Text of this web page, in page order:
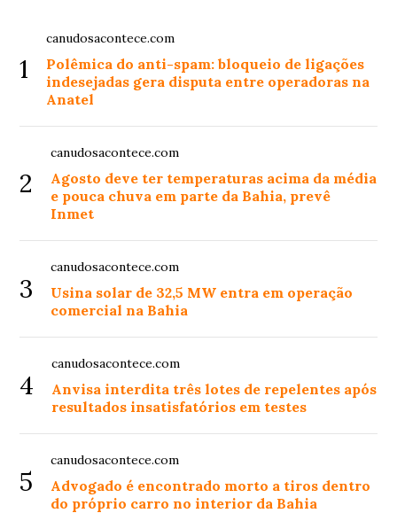
1
canudosacontece.com
Polêmica do anti-spam: bloqueio de ligações
indesejadas gera disputa entre operadoras na
Anatel
2
canudosacontece.com
Agosto deve ter temperaturas acima da média
e pouca chuva em parte da Bahia, prevê
Inmet
3
canudosacontece.com
Usina solar de 32,5 MW entra em operação
comercial na Bahia
4
canudosacontece.com
Anvisa interdita três lotes de repelentes após
resultados insatisfatórios em testes
5
canudosacontece.com
Advogado é encontrado morto a tiros dentro
do próprio carro no interior da Bahia